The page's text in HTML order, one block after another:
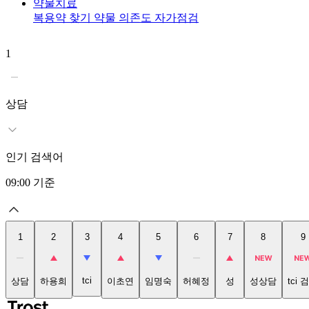
약물치료
복용약 찾기 약물 의존도 자가점검
1
상담
인기 검색어
09:00 기준
1
상담
2
하용희
3
tci
4
이초연
5
임명숙
6
허혜정
7
성
8
성상담
9
tci